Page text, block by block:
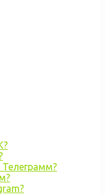
Телеграмм?